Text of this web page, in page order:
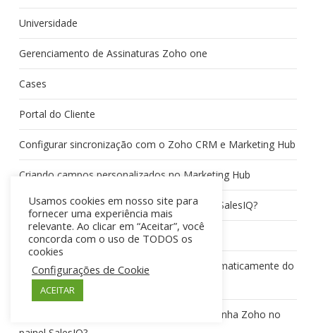
Universidade
Gerenciamento de Assinaturas Zoho one
Cases
Portal do Cliente
Configurar sincronização com o Zoho CRM e Marketing Hub
Criando campos personalizados no Marketing Hub
Como integrar as campanhas Zoho ao seu SalesIQ?
Visão geral Campaigns com SalesIq
Como mapear campos e enviar dados automaticamente do
SalesIQ para o Zoho Campaigns?
Quem pode visualizar os detalhes da campanha Zoho no
Usamos cookies em nosso site para
fornecer uma experiência mais
relevante. Ao clicar em “Aceitar”, você
concorda com o uso de TODOS os
cookies
Configurações de Cookie
ACEITAR